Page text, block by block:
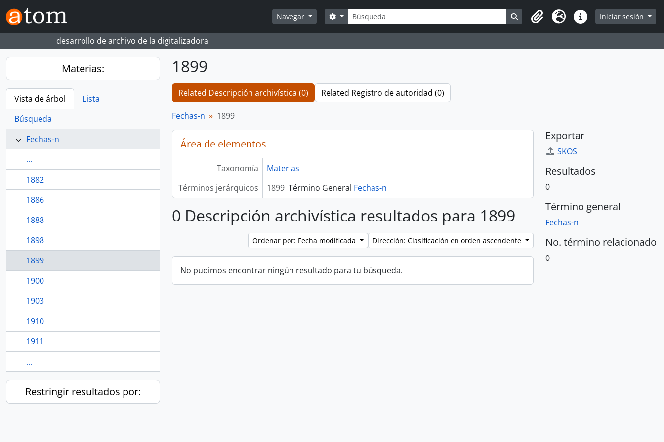
Skip to main content
Navegar
Búsqueda
Search options Search in browse page
Portapapeles
Idioma Enlaces rápidos
Iniciar sesión
desarrollo de archivo de la digitalizadora
Materias:
Vista de árbol
Lista
Búsqueda
Fechas-n
...
1882
1886
1888
1898
1899
1900
1903
1910
1911
...
Restringir resultados por:
1899
Related Descripción archivística (0) Related Registro de autoridad (0)
Fechas-n 1899
Área de elementos
Taxonomía
Materias
Términos jerárquicos
1899 Término General Fechas-n
0 Descripción archivística resultados para 1899
Ordenar por: Fecha modificada Dirección: Clasificación en orden ascendente
No pudimos encontrar ningún resultado para tu búsqueda.
Exportar
SKOS
Resultados
0
Término general
Fechas-n
No. término relacionado
0